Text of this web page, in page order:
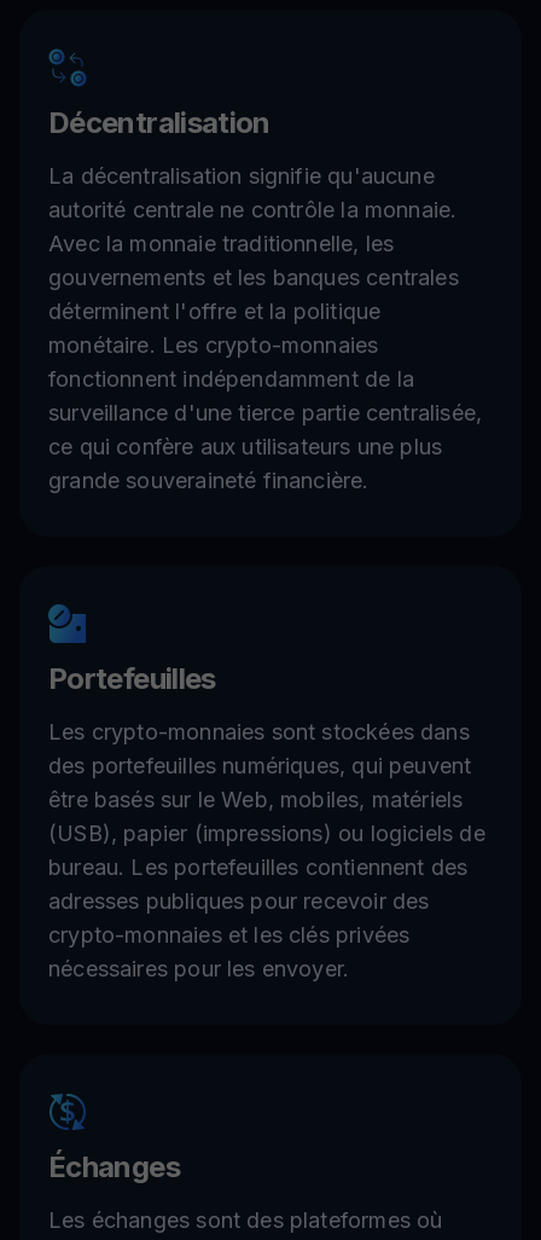
Décentralisation
La décentralisation signifie qu'aucune
autorité centrale ne contrôle la monnaie.
Avec la monnaie traditionnelle, les
gouvernements et les banques centrales
déterminent l'offre et la politique
monétaire. Les crypto-monnaies
fonctionnent indépendamment de la
surveillance d'une tierce partie centralisée,
ce qui confère aux utilisateurs une plus
grande souveraineté financière.
Portefeuilles
Les crypto-monnaies sont stockées dans
des portefeuilles numériques, qui peuvent
être basés sur le Web, mobiles, matériels
(USB), papier (impressions) ou logiciels de
bureau. Les portefeuilles contiennent des
adresses publiques pour recevoir des
crypto-monnaies et les clés privées
nécessaires pour les envoyer.
Échanges
Les échanges sont des plateformes où